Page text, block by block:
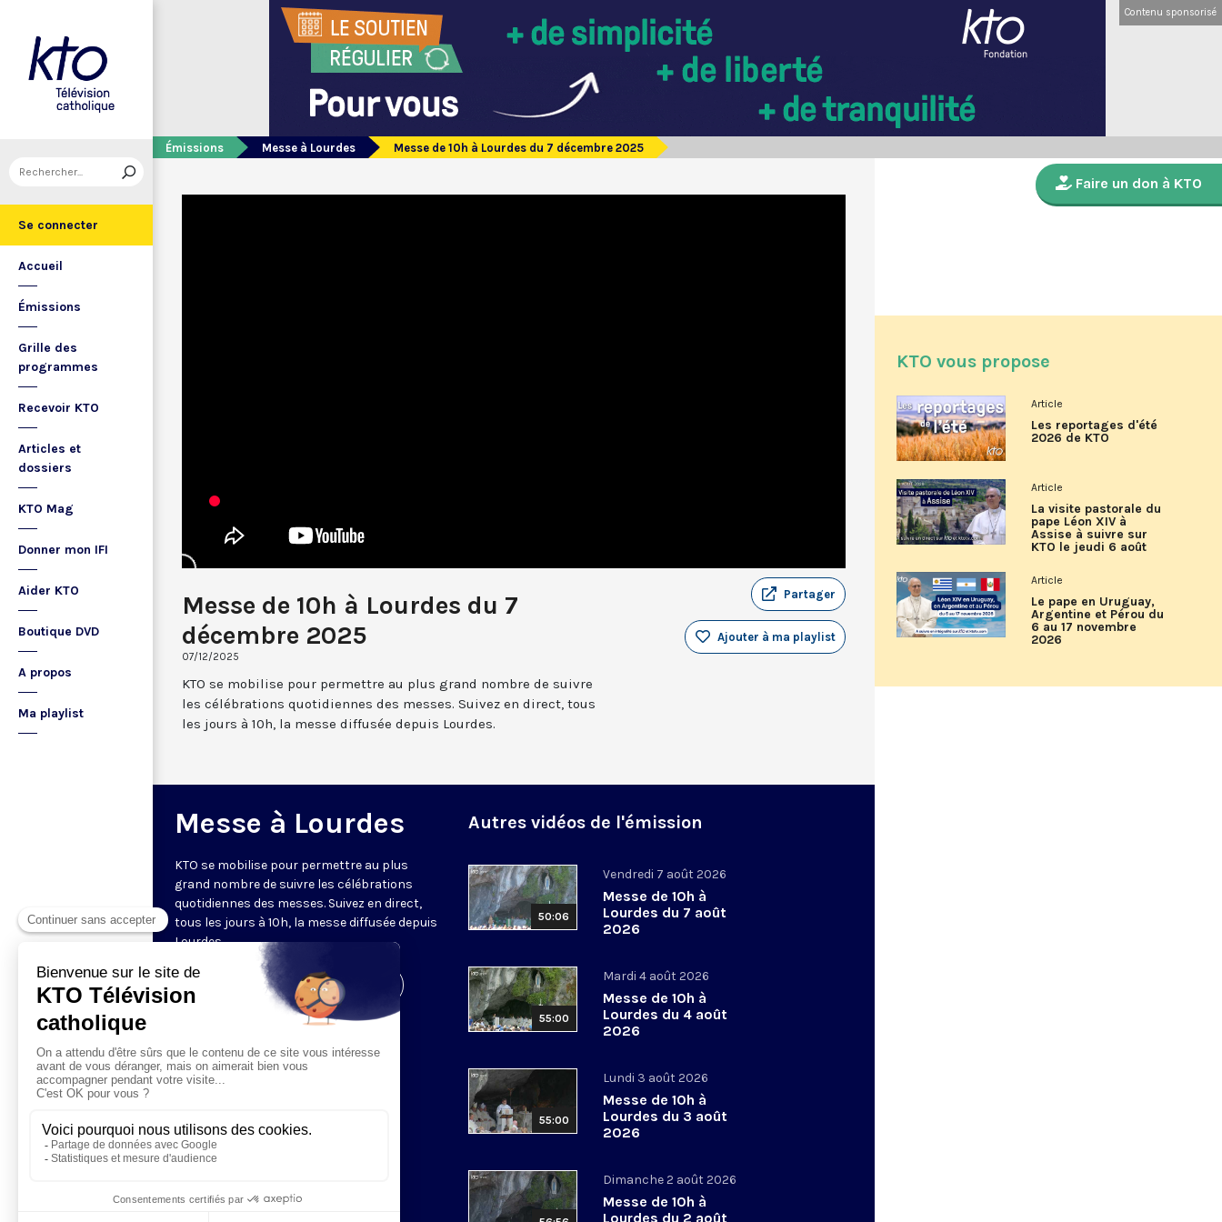
Se connecter
Accueil
Émissions
Grille des
programmes
Recevoir KTO
Articles et
dossiers
KTO Mag
Donner mon IFI
Aider KTO
Boutique DVD
A propos
Ma playlist
Contenu sponsorisé
Émissions Messe à Lourdes Messe de 10h à Lourdes du 7 décembre 2025
Messe de 10h à Lourdes du 7
décembre 2025
07/12/2025
Partager
Ajouter à ma playlist
KTO se mobilise pour permettre au plus grand nombre de suivre
les célébrations quotidiennes des messes. Suivez en direct, tous
les jours à 10h, la messe diffusée depuis Lourdes.
Messe à Lourdes
KTO se mobilise pour permettre au plus
grand nombre de suivre les célébrations
quotidiennes des messes. Suivez en direct,
tous les jours à 10h, la messe diffusée depuis
Lourdes.
Visiter la page de l'émission
Autres vidéos de l'émission
50:06
Vendredi 7 août 2026
Messe de 10h à
Lourdes du 7 août
2026
55:00
Mardi 4 août 2026
Messe de 10h à
Lourdes du 4 août
2026
55:00
Lundi 3 août 2026
Messe de 10h à
Lourdes du 3 août
2026
Dimanche 2 août 2026
Messe de 10h à
Lourdes du 2 août
Faire un don à KTO
KTO vous propose
Article
Les reportages d'été
2026 de KTO
Article
La visite pastorale du
pape Léon XIV à
Assise à suivre sur
KTO le jeudi 6 août
Article
Le pape en Uruguay,
Argentine et Pérou du
6 au 17 novembre
2026